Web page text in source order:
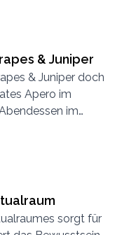
& Juniper
& Juniper doch
Apero im
im
wohl.
sorgt für